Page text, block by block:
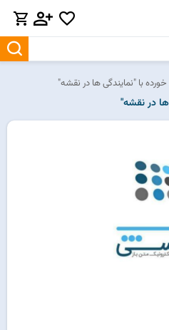
با "نمایندگی ها در نقشه"
در نقشه"